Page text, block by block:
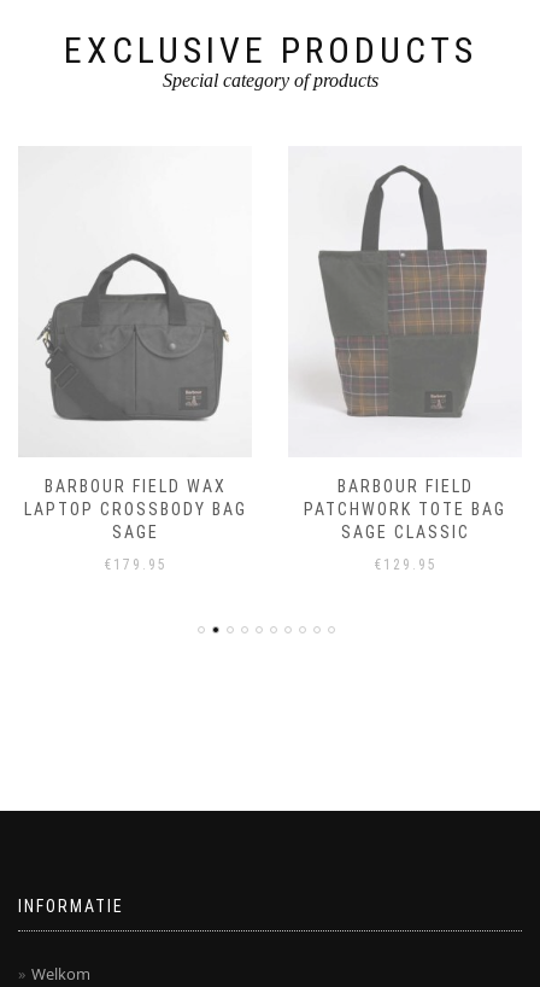
EXCLUSIVE PRODUCTS
Special category of products
BARBOUR FIELD WAX
LAPTOP CROSSBODY BAG
SAGE
€ 179.95
BARBOUR FIELD
PATCHWORK TOTE BAG
SAGE CLASSIC
€ 129.95
INFORMATIE
Welkom